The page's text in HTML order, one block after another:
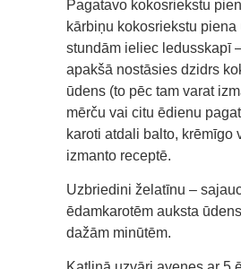
Pagatavo kokosriekstu
kārbiņu kokosriekstu piena
stundām ieliec ledusskapī
apakšā nostāsies dzidrs
ūdens (to pēc tam varat
mērču vai citu ēdienu
karoti atdali balto, krēmīgo
izmanto receptē.
Uzbriedini želatīnu –
ēdamkarotēm auksta
dažām minūtēm.